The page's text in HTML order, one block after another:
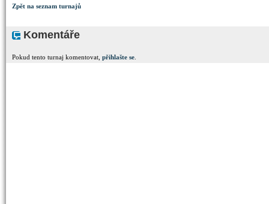
Zpět na seznam turnajů
Komentáře
Pokud tento turnaj komentovat, přihlašte se